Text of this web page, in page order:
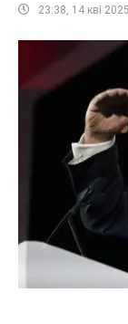
23:38, 14 кві 2025